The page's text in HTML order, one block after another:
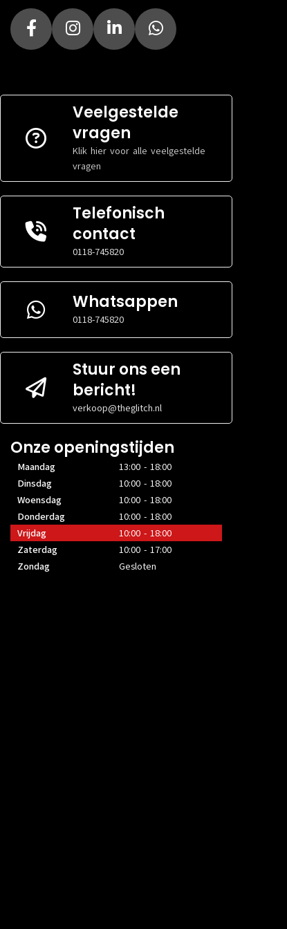
Veelgestelde
vragen
Klik hier voor alle veelgestelde
vragen
Telefonisch
contact
0118-745820
Whatsappen
0118-745820
Stuur ons een
bericht!
verkoop@theglitch.nl
Onze openingstijden
Maandag
13:00 - 18:00
Dinsdag
10:00 - 18:00
Woensdag
10:00 - 18:00
Donderdag
10:00 - 18:00
Vrijdag
10:00 - 18:00
Zaterdag
10:00 - 17:00
Zondag
Gesloten